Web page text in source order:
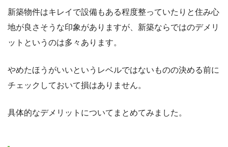
新築物件はキレイで設備もある程度整っていたりと住み心
地が良さそうな印象がありますが、新築ならではのデメリ
ットというのは多々あります。
やめたほうがいいというレベルではないものの決める前に
チェックしておいて損はありません。
具体的なデメリットについてまとめてみました。